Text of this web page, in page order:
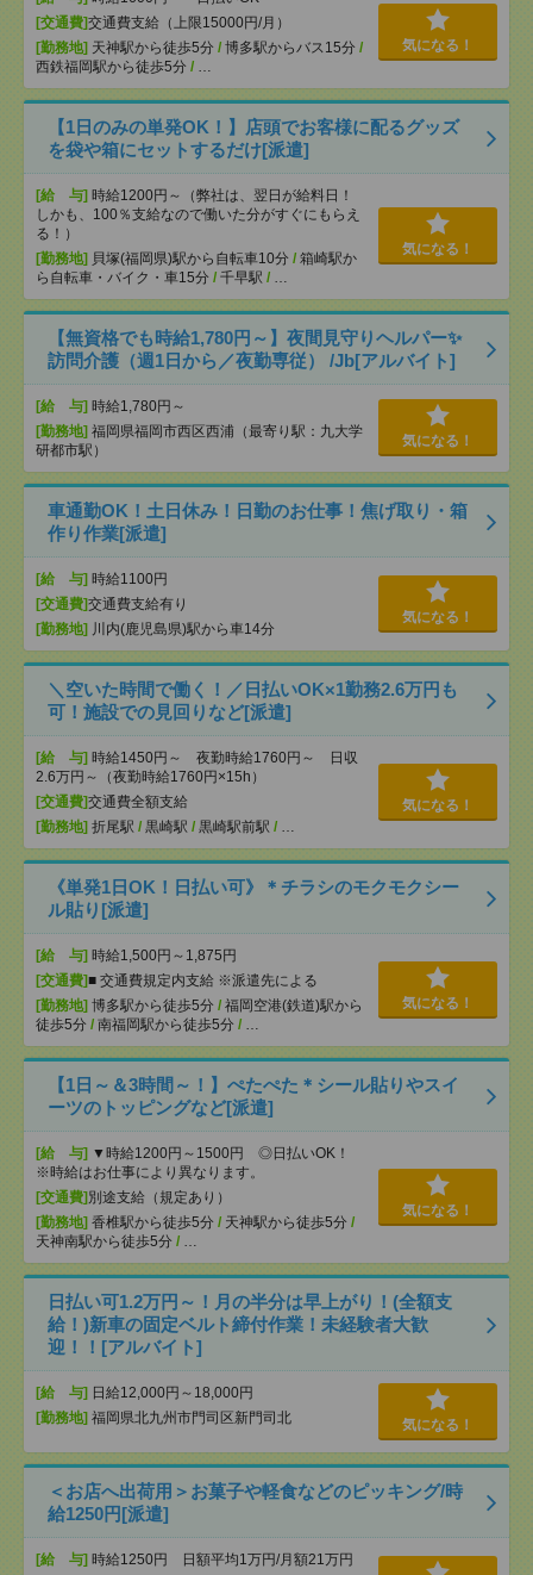
[交通費]交通費支給（上限15000円/月）
[勤務地] 天神駅から徒歩5分 / 博多駅からバス15分 /
西鉄福岡駅から徒歩5分 / …
気になる！
【1日のみの単発OK！】店頭でお客様に配るグッズ
を袋や箱にセットするだけ[派遣]
[給 与] 時給1200円～（弊社は、翌日が給料日！
しかも、100％支給なので働いた分がすぐにもらえ
る！）
[勤務地] 貝塚(福岡県)駅から自転車10分 / 箱崎駅か
ら自転車・バイク・車15分 / 千早駅 / …
気になる！
【無資格でも時給1,780円～】夜間見守りヘルパー✨
訪問介護（週1日から／夜勤専従） /Jb[アルバイト]
[給 与] 時給1,780円～
[勤務地] 福岡県福岡市西区西浦（最寄り駅：九大学
研都市駅）
気になる！
車通勤OK！土日休み！日勤のお仕事！焦げ取り・箱
作り作業[派遣]
[給 与] 時給1100円
[交通費]交通費支給有り
[勤務地] 川内(鹿児島県)駅から車14分
気になる！
＼空いた時間で働く！／日払いOK×1勤務2.6万円も
可！施設での見回りなど[派遣]
[給 与] 時給1450円～ 夜勤時給1760円～ 日収
2.6万円～（夜勤時給1760円×15h）
[交通費]交通費全額支給
[勤務地] 折尾駅 / 黒崎駅 / 黒崎駅前駅 / …
気になる！
《単発1日OK！日払い可》＊チラシのモクモクシー
ル貼り[派遣]
[給 与] 時給1,500円～1,875円
[交通費]■ 交通費規定内支給 ※派遣先による
[勤務地] 博多駅から徒歩5分 / 福岡空港(鉄道)駅から
徒歩5分 / 南福岡駅から徒歩5分 / …
気になる！
【1日～＆3時間～！】ぺたぺた＊シール貼りやスイ
ーツのトッピングなど[派遣]
[給 与] ▼時給1200円～1500円 ◎日払いOK！
※時給はお仕事により異なります。
[交通費] 別途支給（規定あり）
[勤務地] 香椎駅から徒歩5分 / 天神駅から徒歩5分 /
天神南駅から徒歩5分 / …
気になる！
日払い可1.2万円～！月の半分は早上がり！(全額支
給！)新車の固定ベルト締付作業！未経験者大歓
迎！！[アルバイト]
[給 与] 日給12,000円～18,000円
[勤務地] 福岡県北九州市門司区新門司北 気になる！
＜お店へ出荷用＞お菓子や軽食などのピッキング/時
給1250円[派遣]
[給 与] 時給1250円 日額平均1万円/月額21万円